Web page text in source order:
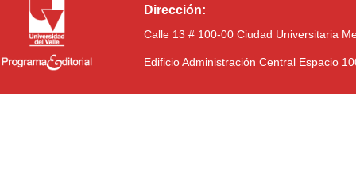
Dirección:
Calle 13 # 100-00 Ciudad Universitaria
Edificio Administración Central Espacio